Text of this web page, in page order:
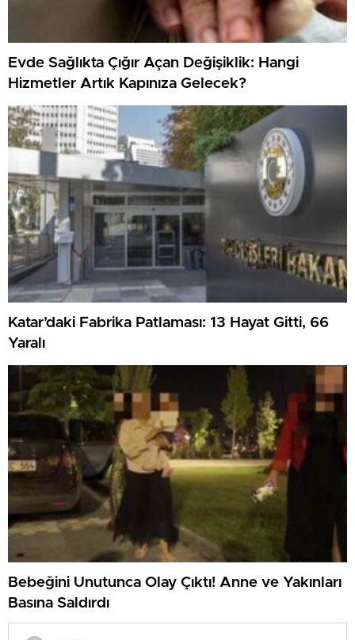
Evde Sağlıkta Çığır Açan Değişiklik: Hangi
Hizmetler Artık Kapınıza Gelecek?
Katar’daki Fabrika Patlaması: 13 Hayat Gitti, 66
Yaralı
Bebeğini Unutunca Olay Çıktı! Anne ve Yakınları
Basına Saldırdı